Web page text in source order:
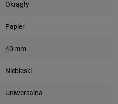
Okrągły
Papier
40 mm
Niebieski
Uniwersalna